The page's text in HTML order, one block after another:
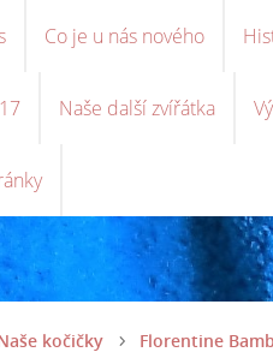
Co je u nás nového
Naše další zvířátka
kočičky Florentine